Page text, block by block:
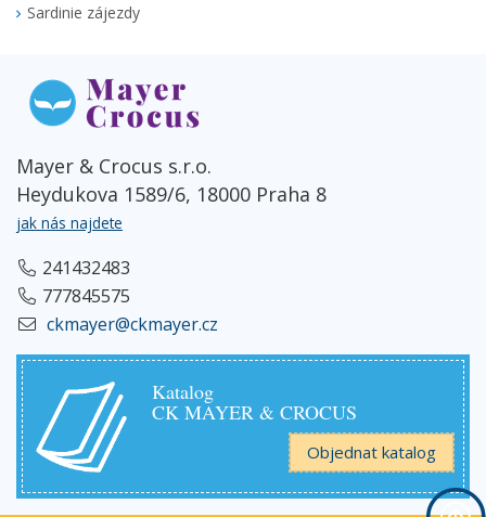
Sardinie zájezdy
Mayer & Crocus s.r.o.
Heydukova 1589/6, 18000 Praha 8
jak nás najdete
241432483
777845575
ckmayer@ckmayer.cz
Katalog
CK MAYER & CROCUS
Objednat katalog